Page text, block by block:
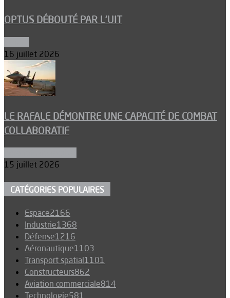
OPTUS DÉBOUTÉ PAR L’UIT
16 juillet 2026
LE RAFALE DÉMONTRE UNE CAPACITÉ DE COMBAT
COLLABORATIF
15 juillet 2026
CATÉGORIES POPULAIRES
Espace2166
Industrie1368
Défense1216
Aéronautique1103
Transport spatial1101
Constructeurs862
Aviation commerciale814
Technologie581